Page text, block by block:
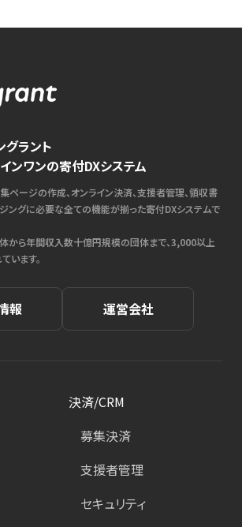
ラント
ンワンの寄付DXシステム
ページの作成、オンライン決済、支援者管理、領収書
ジングに必要な全ての機能が揃った寄付DXシステムで
から年間収入数十億円規模の団体まで、3,000以上
います。
報 運営会社
決済/CRM
募集決済
支援者管理
セキュリティ